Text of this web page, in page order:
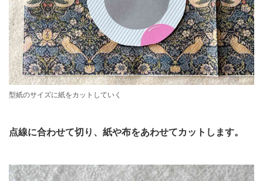
型紙のサイズに紙をカットしていく
点線に合わせて切り、紙や布をあわせてカットします。